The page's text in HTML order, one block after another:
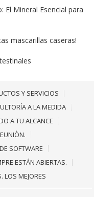
El Mineral Esencial para
mascarillas caseras!
Y SERVICIOS
A LA MEDIDA
A TU ALCANCE
SOFTWARE
ESTÁN ABIERTAS.
LOS MEJORES